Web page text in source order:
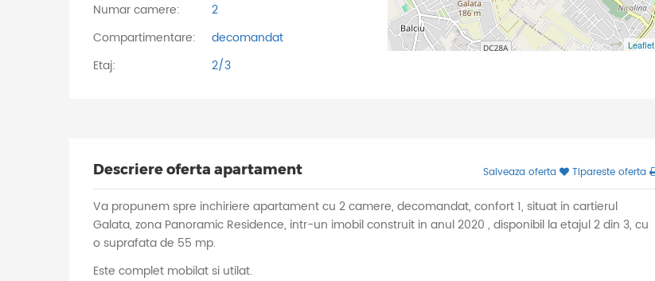
Numar camere:
2
Compartimentare:
decomandat
Etaj:
2/3
Leaflet
Descriere oferta apartament Salveaza oferta Tipareste oferta
Va propunem spre inchiriere apartament cu 2 camere, decomandat, confort 1, situat in cartierul
Galata, zona Panoramic Residence, intr-un imobil construit in anul 2020 , disponibil la etajul 2 din 3, cu
o suprafata de 55 mp.
Este complet mobilat si utilat.